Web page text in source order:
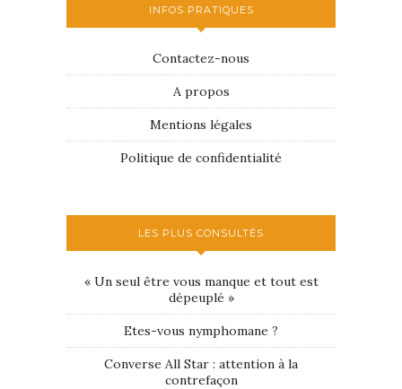
INFOS PRATIQUES
Contactez-nous
A propos
Mentions légales
Politique de confidentialité
LES PLUS CONSULTÉS
« Un seul être vous manque et tout est
dépeuplé »
Etes-vous nymphomane ?
Converse All Star : attention à la
contrefaçon